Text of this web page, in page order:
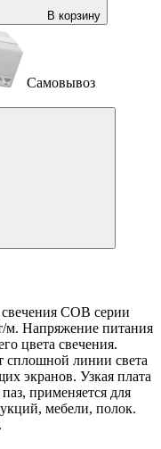
В корзину
Самовывоз
COB серии
Напряжение питания
цвета свечения.
линии света
экранов. Узкая плата
применяется для
мебели, полок.